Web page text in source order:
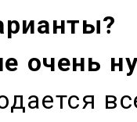
очень